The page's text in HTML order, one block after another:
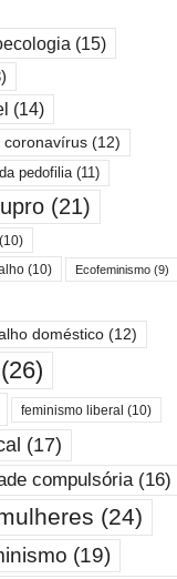
(15)
(14)
coronavírus(12)
pedofilia(11)
(21)
(10) Ecofeminismo(9)
doméstico(12)
feminismo liberal (10)
(17)
compulsória(16)
(24)
(19)